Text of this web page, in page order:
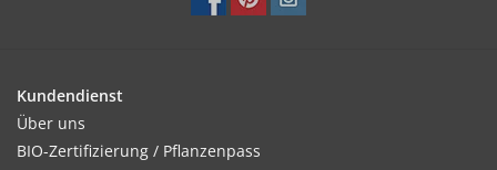
Kundendienst
Über uns
BIO-Zertifizierung / Pflanzenpass